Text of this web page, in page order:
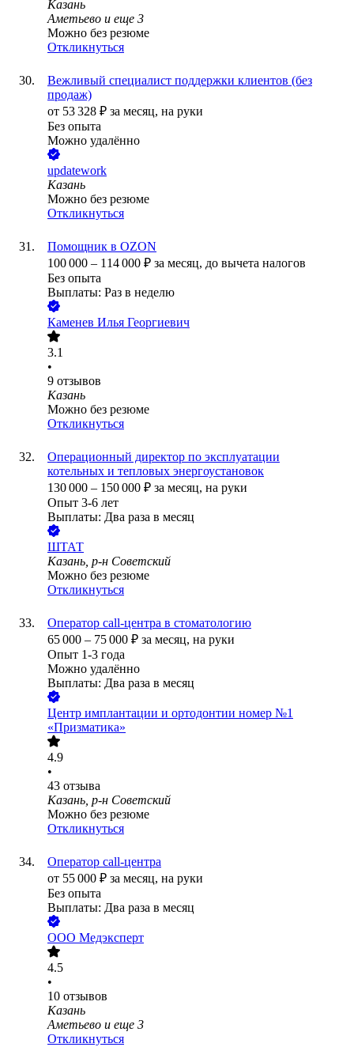
Казань
Аметьево и еще 3
Можно без резюме
Откликнуться
Вежливый специалист поддержки клиентов (без
продаж)
от 53 328 ₽ за месяц, на руки
Без опыта
Можно удалённо
updatework
Казань
Можно без резюме
Откликнуться
Помощник в OZON
100 000 – 114 000 ₽ за месяц, до вычета налогов
Без опыта
Выплаты: Раз в неделю
Каменев Илья Георгиевич
3.1
•
9 отзывов
Казань
Можно без резюме
Откликнуться
Операционный директор по эксплуатации
котельных и тепловых энергоустановок
130 000 – 150 000 ₽ за месяц, на руки
Опыт 3-6 лет
Выплаты: Два раза в месяц
ШТАТ
Казань, р-н Советский
Можно без резюме
Откликнуться
Оператор call-центра в стоматологию
65 000 – 75 000 ₽ за месяц, на руки
Опыт 1-3 года
Можно удалённо
Выплаты: Два раза в месяц
Центр имплантации и ортодонтии номер №1
«Призматика»
4.9
•
43 отзыва
Казань, р-н Советский
Можно без резюме
Откликнуться
Оператор call-центра
от 55 000 ₽ за месяц, на руки
Без опыта
Выплаты: Два раза в месяц
ООО Медэксперт
4.5
•
10 отзывов
Казань
Аметьево и еще 3
Откликнуться